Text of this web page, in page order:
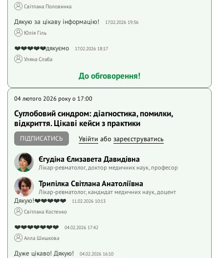
Світлана Половинка
Дякую за цікаву інформацію! 17.02.2026 19:36
Юлія Гіль
❤️❤️❤️❤️❤️дякуємо 17.02.2026 18:17
Уляна Слаба
До обговорення!
04 лютого 2026 року o 17:00
Суглобовий синдром: діагностика, помилки,
відкриття. Цікаві кейси з практики
ПІДПИСАТИСЬ Увійти або зареєструватись
Єгудіна Єлизавета Давидівна
Лікар-ревматолог, доктор медичних наук, професор
Трипілка Світлана Анатоліївна
Лікар-ревматолог, кандидат медичних наук, доцент
Дякую!❤️❤️❤️❤️❤️ 11.02.2026 10:13
Світлана Костенко
❤️❤️❤️❤️❤️❤️❤️ 04.02.2026 17:42
Алла Шишкова
Дуже цікаво! Дякую! 04.02.2026 16:10